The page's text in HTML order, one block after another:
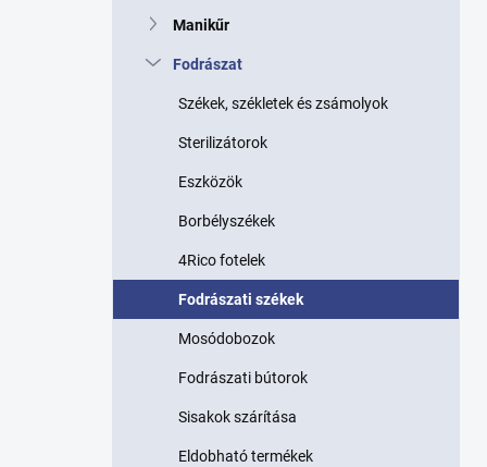
Manikűr
Fodrászat
Székek, székletek és zsámolyok
Sterilizátorok
Eszközök
Borbélyszékek
4Rico fotelek
Fodrászati székek
Mosódobozok
Fodrászati bútorok
Sisakok szárítása
Eldobható termékek